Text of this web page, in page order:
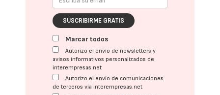
SUSCRIBIRME GRATIS
Marcar todos
Autorizo el envío de newsletters y
avisos informativos personalizados de
interempresas.net
Autorizo el envío de comunicaciones
de terceros vía interempresas.net